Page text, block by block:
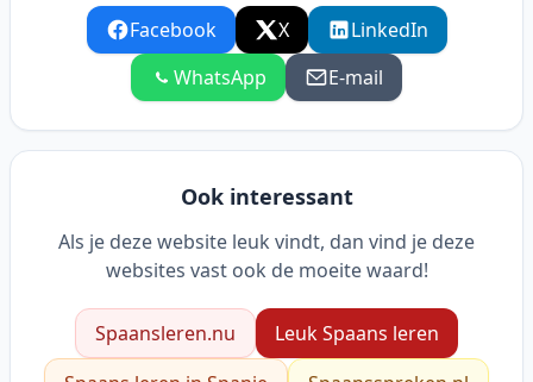
Facebook X
LinkedIn
WhatsApp
E-mail
Ook interessant
Als je deze website leuk vindt, dan vind je deze
websites vast ook de moeite waard!
Spaansleren.nu
Leuk Spaans leren